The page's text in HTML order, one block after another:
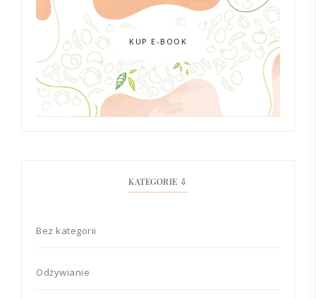
KUP E-BOOK
KATEGORIE ⇩
Bez kategorii
Odżywianie